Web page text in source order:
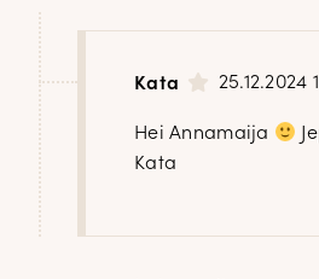
Kata 25.12.2024
Hei Annamaija
Kata